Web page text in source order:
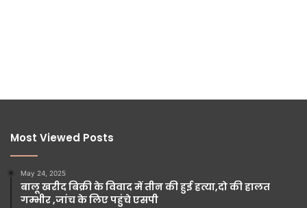
Most Viewed Posts
May 24, 2025
बालू खरीद बिक्री के विवाद में तीन की हुई हत्या,दो की हालत
गम्भीर ,जांच के लिए पहुंचे एसपी